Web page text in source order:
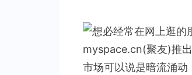
想必经常在网上逛
myspace.cn(聚友)推出
市场可以说是暗流涌